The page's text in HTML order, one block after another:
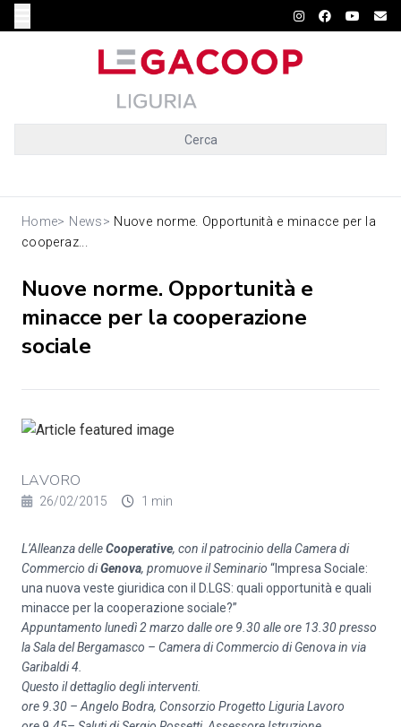
Cerca
Home> News> Nuove norme. Opportunità e minacce per la
cooperaz...
Nuove norme. Opportunità e
minacce per la cooperazione
sociale
LAVORO
26/02/2015 1 min
L’Alleanza delleCooperative, con il patrocinio della Camera di
Commercio diGenova, promuove il Seminario “Impresa Sociale:
una nuova veste giuridica con il D.LGS: quali opportunità e quali
minacce per la cooperazione sociale?”
Appuntamento lunedì 2 marzo dalle ore 9.30 alle ore 13.30 presso
la Sala del Bergamasco – Camera di Commercio di Genova in via
Garibaldi 4.
Questo il dettaglio degli interventi.
ore 9.30 – Angelo Bodra, Consorzio Progetto Liguria Lavoro